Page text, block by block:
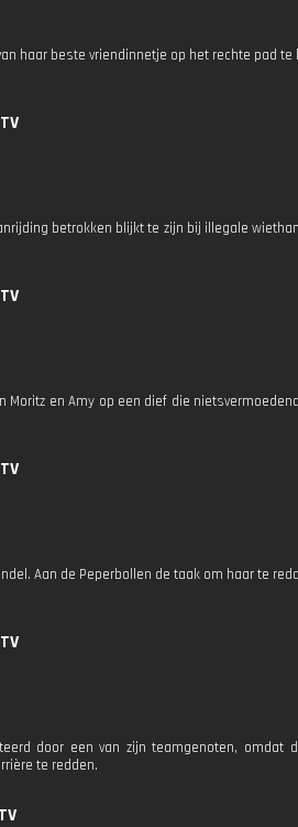
haar beste vriendinnetje op het rechte pad te
betrokken blijkt te zijn bij illegale
Moritz en Amy op een dief die
Aan de Peperbollen de taak om haar te
door een van zijn teamgenoten, omdat
te redden.